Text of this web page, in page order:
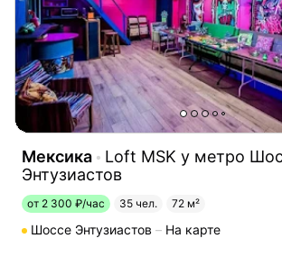
Мексика
Loft MSK у метро
Энтузиастов
от 2 300 ₽/час 35 чел. 72 м²
Шоссе Энтузиастов На карте